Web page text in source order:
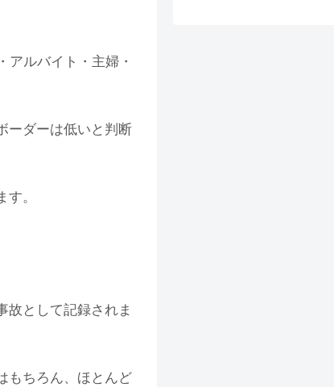
アルバイト・主婦・
ーダーは低いと判断
。
故として記録されま
もちろん、ほとんど